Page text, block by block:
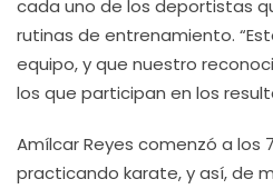
cada uno de los deportistas
rutinas de entrenamiento.
equipo, y que nuestro
los que participan en los
Amílcar Reyes comenzó a los
practicando karate, y así, de